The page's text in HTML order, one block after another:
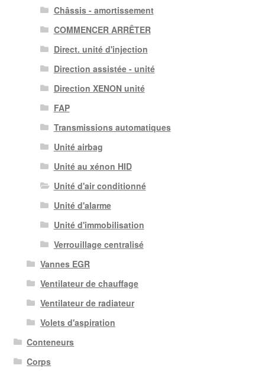
Châssis - amortissement
COMMENCER ARRÊTER
Direct. unité d'injection
Direction assistée - unité
Direction XENON unité
FAP
Transmissions automatiques
Unité airbag
Unité au xénon HID
Unité d'air conditionné
Unité d'alarme
Unité d'immobilisation
Verrouillage centralisé
Vannes EGR
Ventilateur de chauffage
Ventilateur de radiateur
Volets d'aspiration
Conteneurs
Corps